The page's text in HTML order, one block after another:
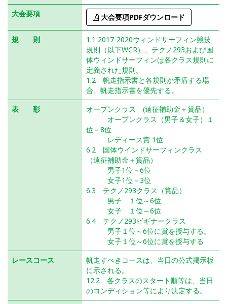
大会要項
大会要項PDFダウンロード
規 則
1.1 2017-2020ウィンドサーフィン競技
規則（以下WCR）、テクノ293および国
体ウィンドサーフィンは各クラス規則に
定義された規則。
1.2 帆走指示書と各規則が矛盾する場
合、帆走指示書を優先する。
表 彰
オープンクラス (遠征補助金＋賞品）
オープンクラス（男子＆女子）１
位－8位
レディース賞 1位
6.2 国体ウインドサーフィンクラス
（遠征補助金＋賞品）
男子1位－6位
女子1位－3位
6.3 テクノ293クラス（賞品）
男子 １位～6位
女子 １位～6位
6.4 テクノ293ビギナークラス
男子１位～6位に賞を授与する。
女子１位～6位に賞を授与する
レースコース
帆走すべきコースは、当日の公式掲示板
に示される。
12.2 各クラスのスタート順等は、当日
のコンディション等により決定する。